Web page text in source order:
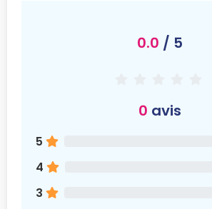
0.0 / 5
0 avis
5
4
3